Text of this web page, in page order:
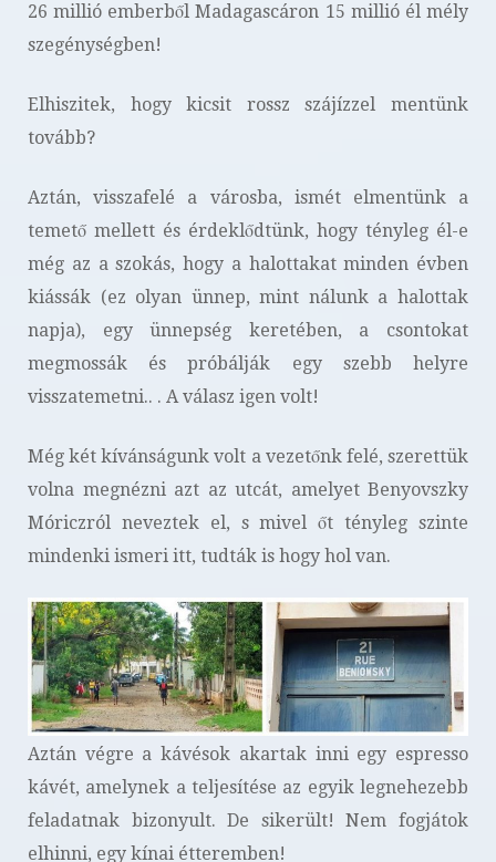
26 millió emberből Madagascáron 15 millió él mély
szegénységben!
Elhiszitek, hogy kicsit rossz szájízzel mentünk
tovább?
Aztán, visszafelé a városba, ismét elmentünk a
temető mellett és érdeklődtünk, hogy tényleg él-e
még az a szokás, hogy a halottakat minden évben
kiássák (ez olyan ünnep, mint nálunk a halottak
napja), egy ünnepség keretében, a csontokat
megmossák és próbálják egy szebb helyre
visszatemetni.. . A válasz igen volt!
Még két kívánságunk volt a vezetőnk felé, szerettük
volna megnézni azt az utcát, amelyet Benyovszky
Móriczról neveztek el, s mivel őt tényleg szinte
mindenki ismeri itt, tudták is hogy hol van.
Aztán végre a kávésok akartak inni egy espresso
kávét, amelynek a teljesítése az egyik legnehezebb
feladatnak bizonyult. De sikerült! Nem fogjátok
elhinni, egy kínai étteremben!